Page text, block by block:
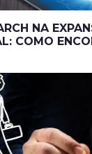
NA
COMO